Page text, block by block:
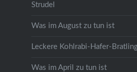
Strudel
Was im August zu tun ist
Leckere Kohlrabi-Hafer-
Was im April zu tun ist